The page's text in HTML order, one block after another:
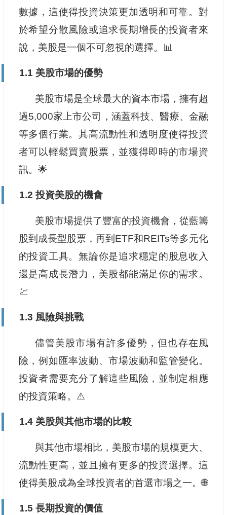
數據，這使得投資決策更加透明和可靠。對
於希望分散風險或追求長期增長的投資者來
說，美股是一個不可忽視的選擇。📊
1.1 美股市場的優勢
美股市場是全球最大的資本市場，擁有超
過5,000家上市公司，涵蓋科技、醫療、金融
等多個行業。其高流動性和透明度使得投資
者可以輕鬆買賣股票，並獲得即時的市場資
訊。🌟
1.2 投資美股的機會
美股市場提供了豐富的投資機會，從藍籌
股到成長型股票，再到ETF和REITs等多元化
的投資工具。無論你是追求穩定的股息收入
還是高成長潛力，美股都能滿足你的需求。
💹
1.3 風險與挑戰
儘管美股市場有許多優勢，但也存在風
險，例如匯率波動、市場波動和監管變化。
投資者需要充分了解這些風險，並制定相應
的投資策略。⚠️
1.4 美股與其他市場的比較
與其他市場相比，美股市場的規模更大、
流動性更高，並且擁有更多的投資選擇。這
使得美股成為全球投資者的首選市場之一。🌐
1.5 長期投資的價值